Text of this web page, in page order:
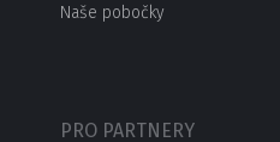
Naše pobočky
PRO PARTNERY